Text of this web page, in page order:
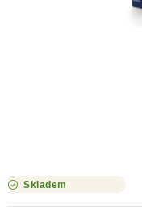
Skladem